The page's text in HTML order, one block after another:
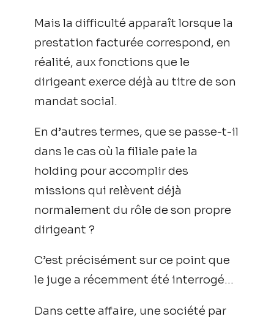
Mais la difficulté apparaît lorsque la
prestation facturée correspond, en
réalité, aux fonctions que le
dirigeant exerce déjà au titre de son
mandat social.
En d’autres termes, que se passe-t-il
dans le cas où la filiale paie la
holding pour accomplir des
missions qui relèvent déjà
normalement du rôle de son propre
dirigeant ?
C’est précisément sur ce point que
le juge a récemment été interrogé…
Dans cette affaire, une société par